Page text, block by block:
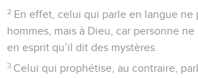
2 En effet, celui qui parle en langue ne
hommes, mais à Dieu, car personne
en esprit qu’il dit des mystères.
3 Celui qui prophétise, au contraire,